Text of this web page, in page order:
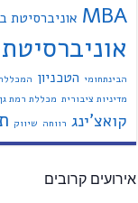
MBA אוניברסיטת
הבינתחומי הטכניון
מדיניות ציבורית מכללת רמת גן
קואצ'ינג רווחה שיווק
אירועים קרובים